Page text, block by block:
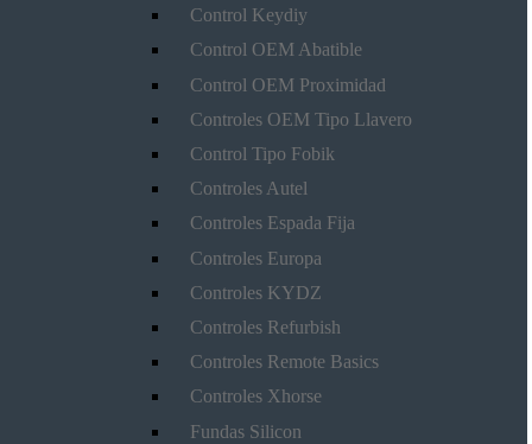
Control Keydiy
Control OEM Abatible
Control OEM Proximidad
Controles OEM Tipo Llavero
Control Tipo Fobik
Controles Autel
Controles Espada Fija
Controles Europa
Controles KYDZ
Controles Refurbish
Controles Remote Basics
Controles Xhorse
Fundas Silicon